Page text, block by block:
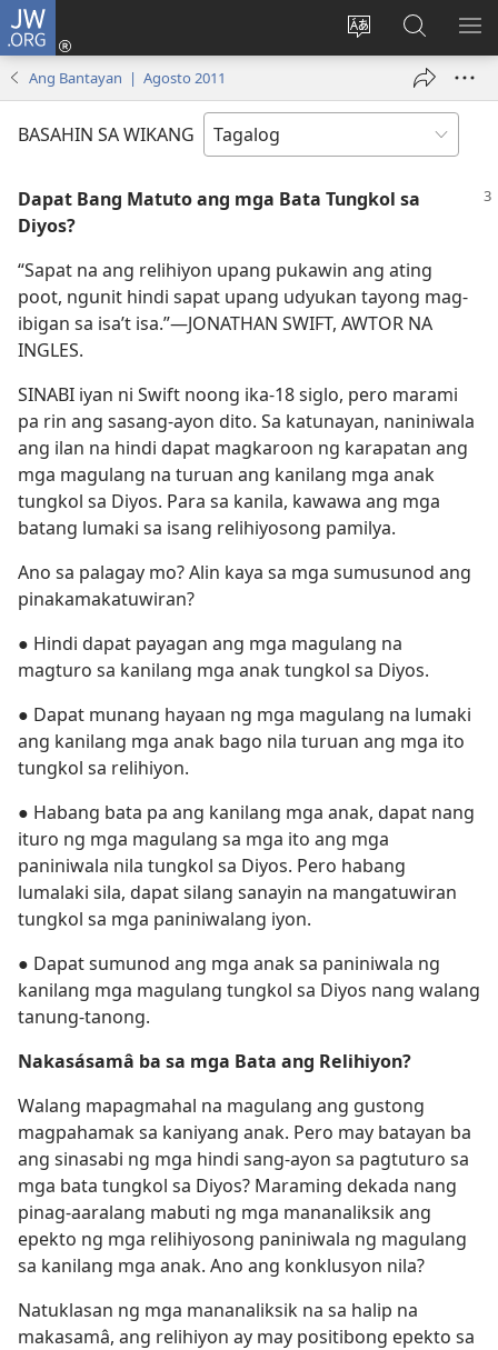
JW.ORG
Baguhin
ng
Mag-
log
bubukas
window)
sa
JW.ORG
Ang Bantayan | Agosto 2011
BASAHIN SA WIKANG
Dapat Bang Matuto ang mga Bata Tungkol sa
Diyos?
“Sapat na ang relihiyon upang pukawin ang ating
poot, ngunit hindi sapat upang udyukan tayong mag-
ibigan sa isa’t isa.”​—JONATHAN SWIFT, AWTOR NA
INGLES.
SINABI iyan ni Swift noong ika-18 siglo, pero marami
pa rin ang sasang-ayon dito. Sa katunayan, naniniwala
ang ilan na hindi dapat magkaroon ng karapatan ang
mga magulang na turuan ang kanilang mga anak
tungkol sa Diyos. Para sa kanila, kawawa ang mga
batang lumaki sa isang relihiyosong pamilya.
Ano sa palagay mo? Alin kaya sa mga sumusunod ang
pinakamakatuwiran?
● Hindi dapat payagan ang mga magulang na
magturo sa kanilang mga anak tungkol sa Diyos.
● Dapat munang hayaan ng mga magulang na lumaki
ang kanilang mga anak bago nila turuan ang mga ito
tungkol sa relihiyon.
● Habang bata pa ang kanilang mga anak, dapat nang
ituro ng mga magulang sa mga ito ang mga
paniniwala nila tungkol sa Diyos. Pero habang
lumalaki sila, dapat silang sanayin na mangatuwiran
tungkol sa mga paniniwalang iyon.
● Dapat sumunod ang mga anak sa paniniwala ng
kanilang mga magulang tungkol sa Diyos nang walang
tanung-tanong.
Nakasásamâ ba sa mga Bata ang Relihiyon?
Walang mapagmahal na magulang ang gustong
magpahamak sa kaniyang anak. Pero may batayan ba
ang sinasabi ng mga hindi sang-ayon sa pagtuturo sa
mga bata tungkol sa Diyos? Maraming dekada nang
pinag-aaralang mabuti ng mga mananaliksik ang
epekto ng mga relihiyosong paniniwala ng magulang
sa kanilang mga anak. Ano ang konklusyon nila?
Natuklasan ng mga mananaliksik na sa halip na
makasamâ, ang relihiyon ay may positibong epekto sa